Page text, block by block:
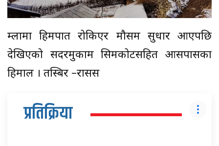
हुम्लामा हिमपात रोकिएर मौसम सुधार आएपछि
देखिएको सदरमुकाम सिमकोटसहित आसपासका
हिमाल । तस्बिर –रासस
प्रतिक्रिया